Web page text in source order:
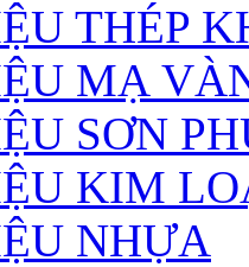
THÉP
MẠ
SƠN
KIM
NHỰA